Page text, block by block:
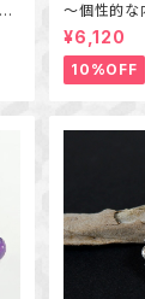
～個性的
ナイトイン
ング 10号
ー 一点物
¥6,120
10%OFF